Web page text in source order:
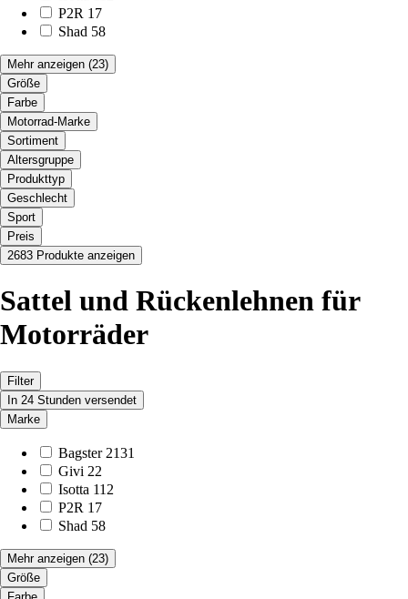
P2R 17
Shad 58
Mehr anzeigen (23)
Größe
Farbe
Motorrad-Marke
Sortiment
Altersgruppe
Produkttyp
Geschlecht
Sport
Preis
2683 Produkte anzeigen
Sattel und Rückenlehnen für
Motorräder
Filter
In 24 Stunden versendet
Marke
Bagster 2131
Givi 22
Isotta 112
P2R 17
Shad 58
Mehr anzeigen (23)
Größe